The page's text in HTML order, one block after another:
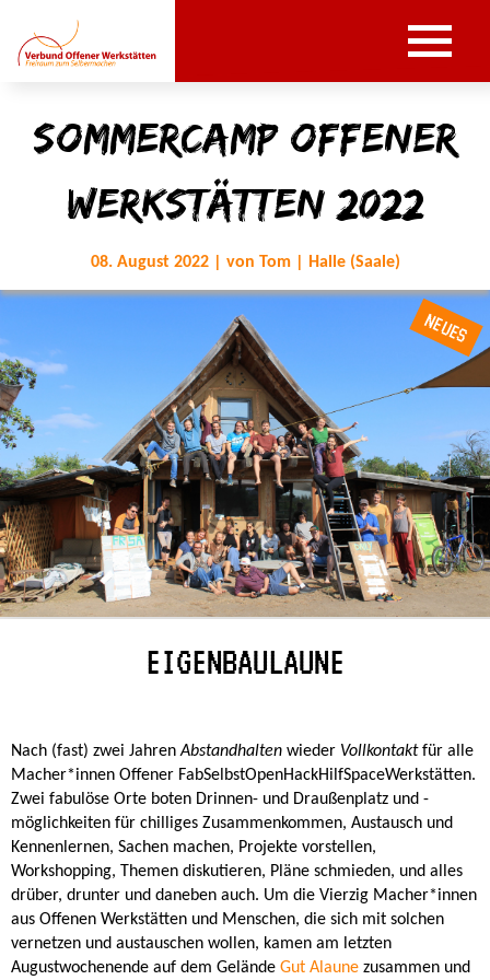
SommerCamp Offener
Werkstätten 2022
08. August 2022 | von Tom | Halle (Saale)
NEUES
EIGENBAULAUNE
Nach (fast) zwei JahrenAbstandhalten wieder Vollkontaktfür alle
Macher*innen Offener FabSelbstOpenHackHilfSpaceWerkstätten.
Zwei fabulöse Orte boten Drinnen- und Draußenplatz und -
möglichkeiten für chilliges Zusammenkommen, Austausch und
Kennenlernen, Sachen machen, Projekte vorstellen,
Workshopping, Themen diskutieren, Pläne schmieden, und alles
drüber, drunter und daneben auch. Um die Vierzig Macher*innen
aus Offenen Werkstätten und Menschen, die sich mit solchen
vernetzen und austauschen wollen, kamen am letzten
Augustwochenende auf dem Gelände Gut Alaune zusammen und